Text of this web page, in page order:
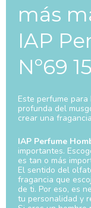
más
IAP
Nº69
Este perfume
profunda del
crear una
IAP Perfume
importantes.
es tan o más
El sentido del
fragancia que
de ti. Por eso, es
tu personalidad y